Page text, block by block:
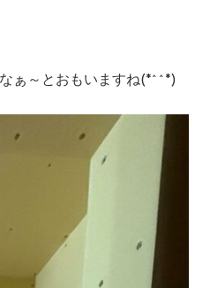
ぁ～とおもいますね(*^^*)